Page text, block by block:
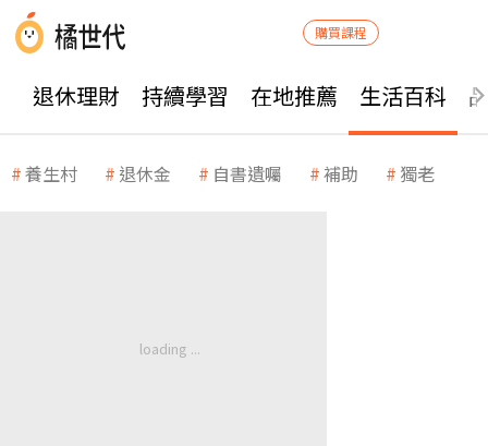
購買課程
退休理財 持續學習 在地推薦 生活百科
養生村 退休金 自書遺囑 補助 獨老